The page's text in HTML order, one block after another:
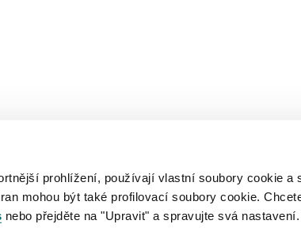
prohlížení, používají vlastní soubory cookie a
mohou být také profilovací soubory cookie.
nebo přejděte na "Upravit" a spravujte svá